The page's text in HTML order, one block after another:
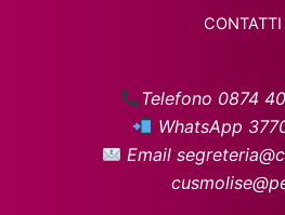
CONTATTI
Telefono 0874
WhatsApp
Email